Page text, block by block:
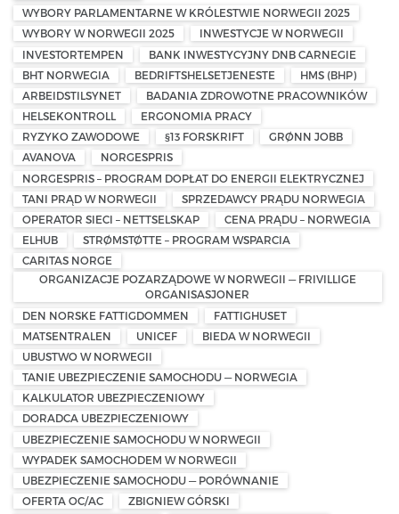
WYBORY PARLAMENTARNE W KRÓLESTWIE NORWEGII 2025
WYBORY W NORWEGII 2025
INWESTYCJE W NORWEGII
INVESTORTEMPEN
BANK INWESTYCYJNY DNB CARNEGIE
BHT NORWEGIA
BEDRIFTSHELSETJENESTE
HMS (BHP)
ARBEIDSTILSYNET
BADANIA ZDROWOTNE PRACOWNIKÓW
HELSEKONTROLL
ERGONOMIA PRACY
RYZYKO ZAWODOWE
§13 FORSKRIFT
GRØNN JOBB
AVANOVA
NORGESPRIS
NORGESPRIS – PROGRAM DOPŁAT DO ENERGII ELEKTRYCZNEJ
TANI PRĄD W NORWEGII
SPRZEDAWCY PRĄDU NORWEGIA
OPERATOR SIECI – NETTSELSKAP
CENA PRĄDU – NORWEGIA
ELHUB
STRØMSTØTTE – PROGRAM WSPARCIA
CARITAS NORGE
ORGANIZACJE POZARZĄDOWE W NORWEGII — FRIVILLIGE
ORGANISASJONER
DEN NORSKE FATTIGDOMMEN
FATTIGHUSET
MATSENTRALEN
UNICEF
BIEDA W NORWEGII
UBUSTWO W NORWEGII
TANIE UBEZPIECZENIE SAMOCHODU — NORWEGIA
KALKULATOR UBEZPIECZENIOWY
DORADCA UBEZPIECZENIOWY
UBEZPIECZENIE SAMOCHODU W NORWEGII
WYPADEK SAMOCHODEM W NORWEGII
UBEZPIECZENIE SAMOCHODU — PORÓWNANIE
OFERTA OC/AC
ZBIGNIEW GÓRSKI